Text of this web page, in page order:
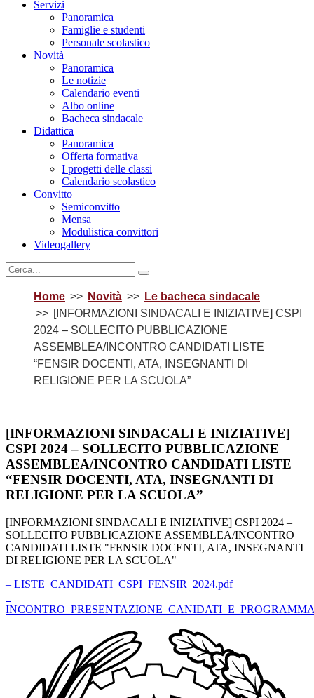
Servizi
Panoramica
Famiglie e studenti
Personale scolastico
Novità
Panoramica
Le notizie
Calendario eventi
Albo online
Bacheca sindacale
Didattica
Panoramica
Offerta formativa
I progetti delle classi
Calendario scolastico
Convitto
Semiconvitto
Mensa
Modulistica convittori
Videogallery
Home Novità
Le bacheca sindacale
[INFORMAZIONI SINDACALI E INIZIATIVE] CSPI
2024 – SOLLECITO PUBBLICAZIONE
ASSEMBLEA/INCONTRO CANDIDATI LISTE
“FENSIR DOCENTI, ATA, INSEGNANTI DI
RELIGIONE PER LA SCUOLA”
[INFORMAZIONI SINDACALI E INIZIATIVE]
CSPI 2024 – SOLLECITO PUBBLICAZIONE
ASSEMBLEA/INCONTRO CANDIDATI LISTE
“FENSIR DOCENTI, ATA, INSEGNANTI DI
RELIGIONE PER LA SCUOLA”
[INFORMAZIONI SINDACALI E INIZIATIVE] CSPI 2024 –
SOLLECITO PUBBLICAZIONE ASSEMBLEA/INCONTRO
CANDIDATI LISTE "FENSIR DOCENTI, ATA, INSEGNANTI
DI RELIGIONE PER LA SCUOLA"
– LISTE_CANDIDATI_CSPI_FENSIR_2024.pdf
–